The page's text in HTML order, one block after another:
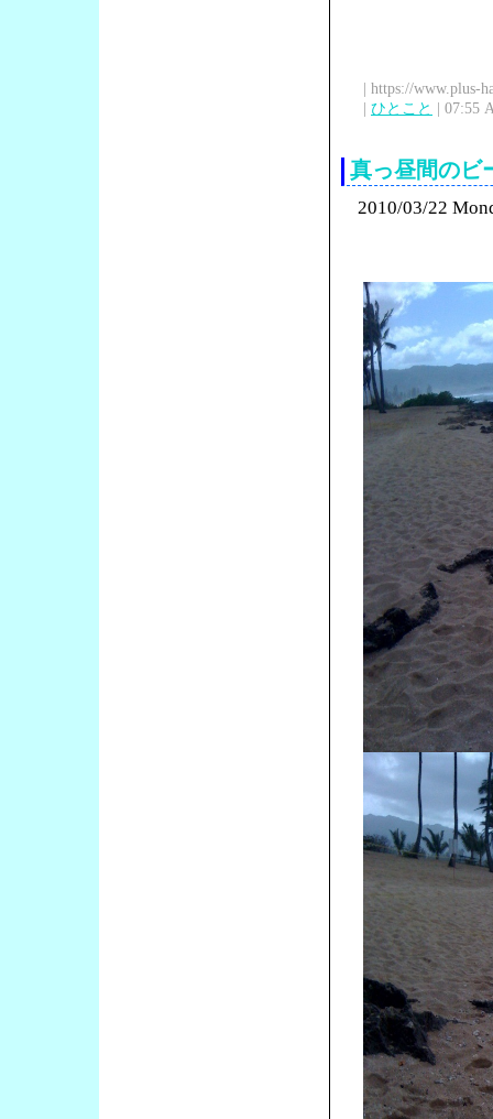
| https://www.plus-
| ひとこと | 07:55
真っ昼間のビ
2010/03/22